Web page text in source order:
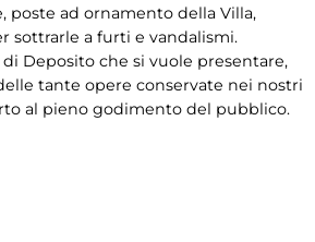
poste ad ornamento della Villa,
sottrarle a furti e vandalismi.
di Deposito che si vuole presentare,
tante opere conservate nei nostri
al pieno godimento del pubblico.